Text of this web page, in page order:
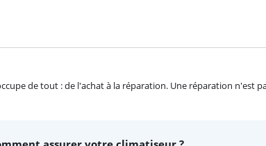
de tout : de l'achat à la réparation. Une réparation n'est